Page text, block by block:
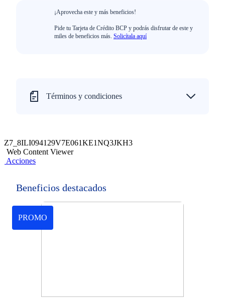
¡Aprovecha este y más beneficios!
Pide tu Tarjeta de Crédito BCP y podrás disfrutar de este y
miles de beneficios más. Solicítala aquí
Términos y condiciones
Z7_8ILI094129V7E061KE1NQ3JKH3
Web Content Viewer
Acciones
Beneficios destacados
PROMO